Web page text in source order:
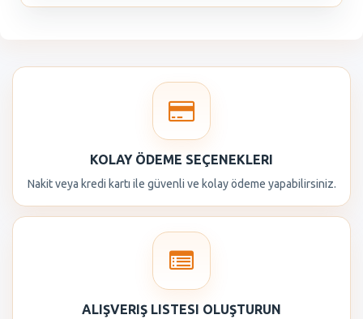
KOLAY ÖDEME SEÇENEKLERI
Nakit veya kredi kartı ile güvenli ve kolay ödeme yapabilirsiniz.
ALIŞVERIŞ LISTESI OLUŞTURUN